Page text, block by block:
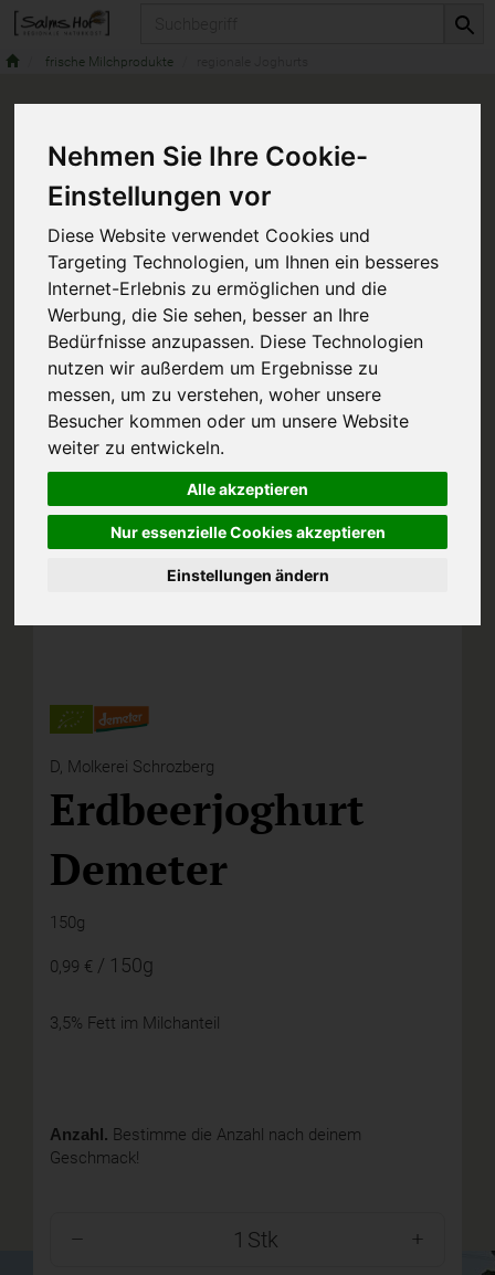
Nehmen Sie Ihre Cookie-
Einstellungen vor
Diese Website verwendet Cookies und
Targeting Technologien, um Ihnen ein besseres
Internet-Erlebnis zu ermöglichen und die
Werbung, die Sie sehen, besser an Ihre
Bedürfnisse anzupassen. Diese Technologien
nutzen wir außerdem um Ergebnisse zu
messen, um zu verstehen, woher unsere
Besucher kommen oder um unsere Website
weiter zu entwickeln.
Alle akzeptieren
Nur essenzielle Cookies akzeptieren
Einstellungen ändern
frische Milchprodukte
D, Molkerei Schrozberg
Erdbeerjoghurt
Demeter
150g
0,99 € / 150g
3,5% Fett im Milchanteil
Anzahl. Bestimme die Anzahl nach deinem
Geschmack!
Stk